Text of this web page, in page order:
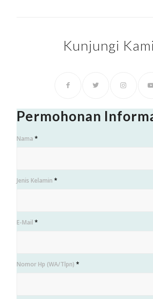
Kunjungi Kami
Permohonan
Nama *
Jenis Kelamin *
E-Mail *
Nomor Hp (WA/Tlpn) *